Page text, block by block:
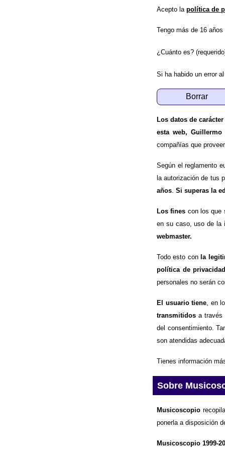
Acepto la política de
Tengo más de 16
¿Cuánto es?
Si ha habido un error
Los datos de carácter
esta web,
compañías que
Según el reglamento
la autorización de tus
años Si superas la
Los fines con los que
en su caso, uso de la
webmaster.
Todo esto con la
política de privacidad
personales no serán
El usuario tiene , en
transmitidos a través
del consentimiento.
son atendidas
Tienes información
Sobre
Musicoscopio
ponerla a disposición
Musicoscopio 1999-